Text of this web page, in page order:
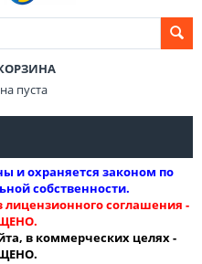
пуста
и охраняется законом по
собственности.
соглашения -
в коммерческих целях -